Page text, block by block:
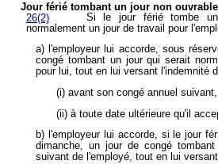
Jour férié tombant un jour non ouvrable
26(2)
Si le jour férié tombe
normalement un jour de travail pour
a) l'employeur lui accorde, sous
congé tombant un jour qui serait
pour lui, tout en lui versant l'indemnité
(i) avant son congé annuel suivant,
(ii) à toute date ultérieure qu'il
b) l'employeur lui accorde, si le jour
dimanche, un jour de congé
suivant de l'employé, tout en lui